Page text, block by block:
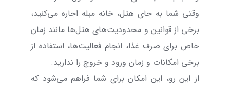
وقتی شما به جای هتل، خانه مبله اجاره می‌کنید،
برخی از قوانین و محدودیت‌های هتل‌ها مانند زمان
خاص برای صرف غذا، انجام فعالیت‌ها، استفاده از
برخی امکانات و زمان ورود و خروج را ندارید.
از این رو، این امکان برای شما فراهم می‌شود که